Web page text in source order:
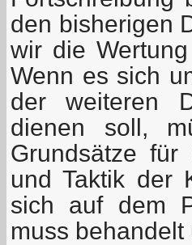
den bisherigen
wir die
Wenn es sich
der weiteren
dienen soll,
Grundsätze
und Taktik der
sich auf dem
muss